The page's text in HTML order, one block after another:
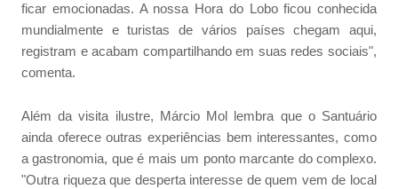
ficar emocionadas. A nossa Hora do Lobo ficou conhecida
mundialmente e turistas de vários países chegam aqui,
registram e acabam compartilhando em suas redes sociais",
comenta.
Além da visita ilustre, Márcio Mol lembra que o Santuário
ainda oferece outras experiências bem interessantes, como
a gastronomia, que é mais um ponto marcante do complexo.
"Outra riqueza que desperta interesse de quem vem de local